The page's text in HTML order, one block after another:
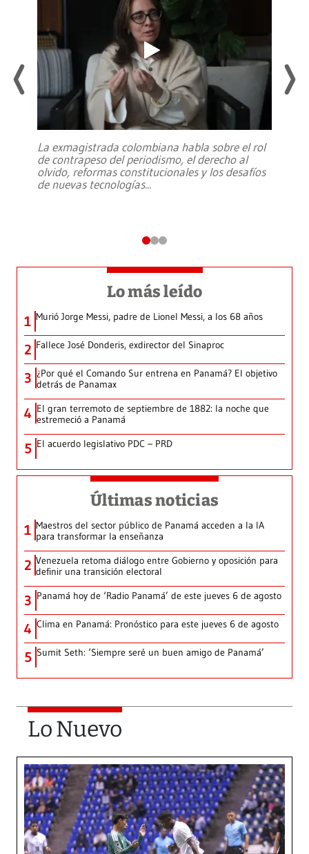
La exmagistrada colombiana habla sobre el rol
de contrapeso del periodismo, el derecho al
olvido, reformas constitucionales y los desafíos
de nuevas tecnologías...
Lo más leído
1 Murió Jorge Messi, padre de Lionel Messi, a los 68 años
2 Fallece José Donderis, exdirector del Sinaproc
3 ¿Por qué el Comando Sur entrena en Panamá? El objetivo
detrás de Panamax
4 El gran terremoto de septiembre de 1882: la noche que
estremeció a Panamá
5 El acuerdo legislativo PDC – PRD
Últimas noticias
1 Maestros del sector público de Panamá acceden a la IA
para transformar la enseñanza
2 Venezuela retoma diálogo entre Gobierno y oposición para
definir una transición electoral
3 Panamá hoy de ‘Radio Panamá’ de este jueves 6 de agosto
4 Clima en Panamá: Pronóstico para este jueves 6 de agosto
5 Sumit Seth: ‘Siempre seré un buen amigo de Panamá’
Lo Nuevo